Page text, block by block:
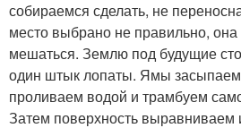
собираемся сделать, не
место выбрано не правильно, она
мешаться. Землю под будущие
один штык лопаты. Ямы засыпаем
проливаем водой и трамбуем
Затем поверхность выравниваем